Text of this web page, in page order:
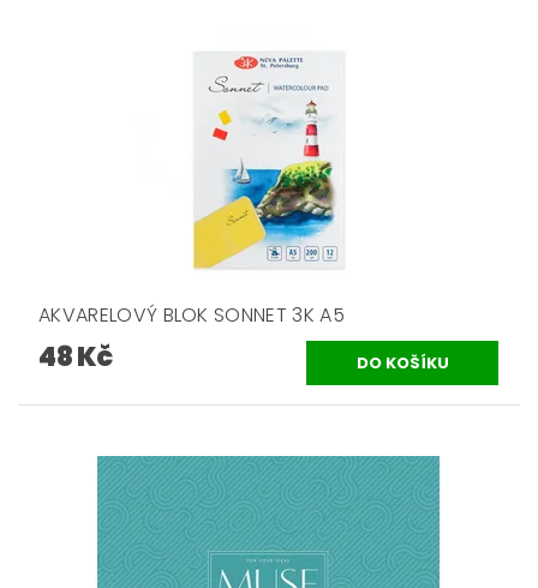
AKVARELOVÝ BLOK SONNET 3K A5
48 Kč